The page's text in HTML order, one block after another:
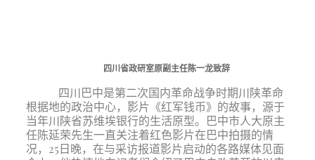
四川省政研室原副主任陈一龙致辞
四川巴中是第二次国内革命战争时期川陕革命
根据地的政治中心，影片《红军钱币》的故事，源于
当年川陕省苏维埃银行的生活原型。巴中市人大原主
任陈延荣先生一直关注着红色影片在巴中拍摄的情
况，25日晚，在与采访报道影片启动的各路媒体见面